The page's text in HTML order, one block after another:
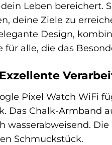
Leben bereichert.
deine Ziele zu
Design,
alle, die das
Pixel Watch WiFi
Das Chalk-Armband
wasserabweisend.
Schmuckstück.